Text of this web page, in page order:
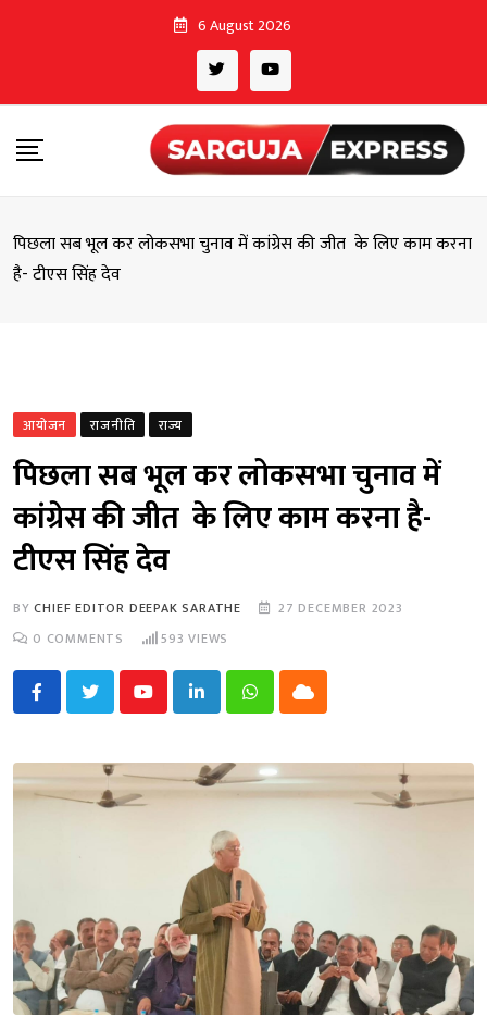
6 August 2026
पिछला सब भूल कर लोकसभा चुनाव में कांग्रेस की जीत के लिए काम करना
है- टीएस सिंह देव
आयोजन राजनीति राज्य
पिछला सब भूल कर लोकसभा चुनाव में
कांग्रेस की जीत के लिए काम करना है-
टीएस सिंह देव
BYCHIEF EDITOR DEEPAK SARATHE
27 DECEMBER 2023
0 COMMENTS 593 VIEWS
YoutubeLinkedInWhatsappCloud